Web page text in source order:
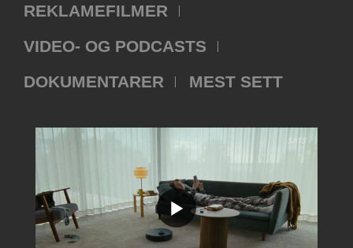
REKLAMEFILMER
VIDEO- OG PODCASTS
DOKUMENTARER
MEST SETT